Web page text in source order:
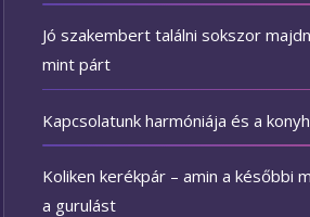
Jó szakembert találni sokszor
mint párt
Kapcsolatunk harmóniája és a
Koliken kerékpár – amin a későbbi
a gurulást